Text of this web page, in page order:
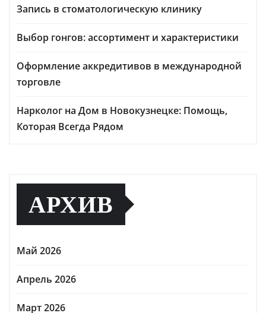
Запись в стоматологическую клинику
Выбор гонгов: ассортимент и характеристики
Оформление аккредитивов в международной
торговле
Нарколог на Дом в Новокузнецке: Помощь,
Которая Всегда Рядом
АРХИВ
Май 2026
Апрель 2026
Март 2026